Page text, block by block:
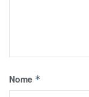
Nome *